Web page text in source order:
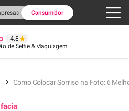
Consumidor
4.8
de Selfie & Maquiagem
Como Colocar Sorriso na Foto: 6